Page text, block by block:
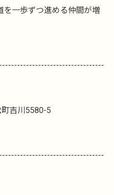
を一歩ずつ進める仲間が増
吉川5580-5